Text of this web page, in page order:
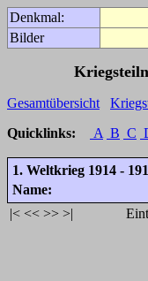
Denkmal:
Bilder
Gesamtübersicht
Quicklinks:
A B C
1. Weltkrieg 1914 -
Name:
|< << >> >|